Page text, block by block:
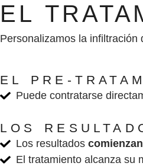
EL
Personalizamos la
EL PRE-
Puede contratarse
LOS
Los resultados
El tratamiento alcanza su